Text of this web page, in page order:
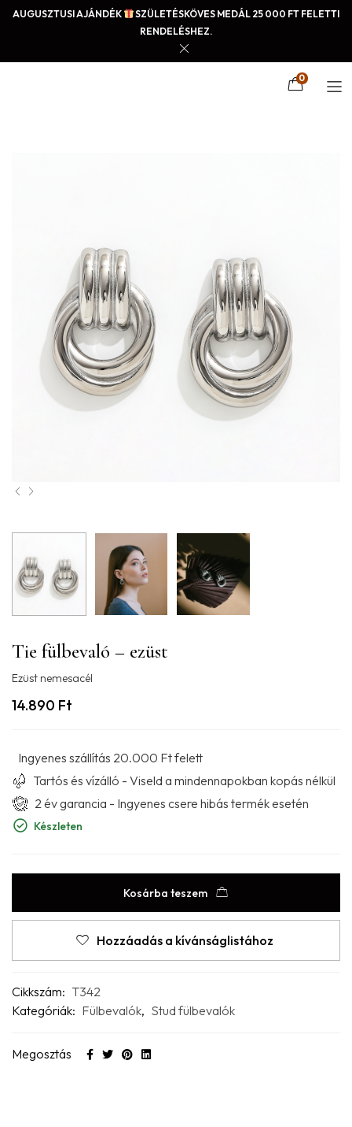
AUGUSZTUSI AJÁNDÉK
SZÜLETÉSKÖVES MEDÁL 25 000 FT FELETTI
RENDELÉSHEZ.
0
Tie fülbevaló – ezüst
Ezüst nemesacél
14.890 Ft
Ingyenes szállítás 20.000 Ft felett
Tartós és vízálló - Viseld a mindennapokban kopás nélkül
2 év garancia - Ingyenes csere hibás termék esetén
Készleten
Kosárba teszem
Hozzáadás a kívánságlistához
Cikkszám: T342
Kategóriák: Fülbevalók, Stud fülbevalók
Megosztás